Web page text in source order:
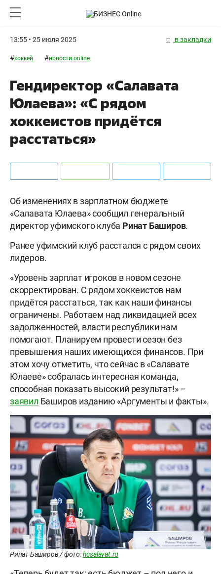
13:55 • 25 июля 2025 в закладки
#хоккей #новости online
Гендиректор «Салавата
Юлаева»: «С рядом
хоккеистов придётся
расстаться»
Об изменениях в зарплатном бюджете
«Салавата Юлаева» сообщил генеральный
директор уфимского клуба Ринат Баширов.
Ранее уфимский клуб расстался с рядом своих
лидеров.
«Уровень зарплат игроков в новом сезоне
скорректирован. С рядом хоккеистов нам
придётся расстаться, так как наши финансы
ограничены. Работаем над ликвидацией всех
задолженностей, власти республики нам
помогают. Планируем провести сезон без
превышения наших имеющихся финансов. При
этом хочу отметить, что сейчас в «Салавате
Юлаеве» собралась интересная команда,
способная показать высокий результат!» –
заявил Баширов изданию «Аргументы и факты».
Ринат Баширов / фото:hcsalavat.ru